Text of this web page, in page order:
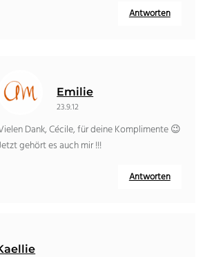
Antworten
Emilie
23.9.12
Dank, Cécile, für deine Komplimente 😉
gehört es auch mir !!!
Antworten